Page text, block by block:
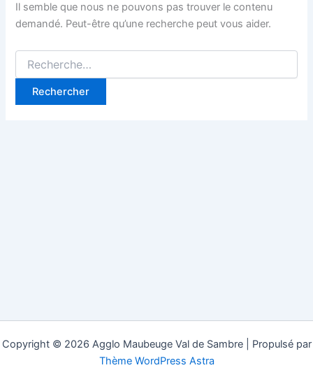
Il semble que nous ne pouvons pas trouver le contenu
demandé. Peut-être qu’une recherche peut vous aider.
Rechercher :
Copyright © 2026 Agglo Maubeuge Val de Sambre | Propulsé par
Thème WordPress Astra